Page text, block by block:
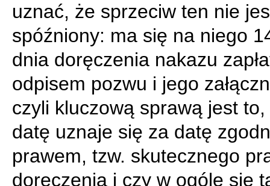
uznać, że sprzeciw ten nie
spóźniony: ma się na niego
dnia doręczenia nakazu
odpisem pozwu i jego
czyli kluczową sprawą jest
datę uznaje się za datę
prawem, tzw. skutecznego
doręczenia i czy w ogóle się